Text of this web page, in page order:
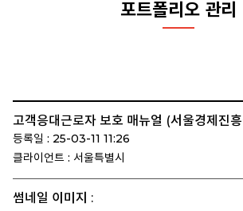
포트폴리오 관리
고객응대근로자 보호 매뉴얼 (서울경제진
등록일 : 25-03-11 11:26
클라이언트 : 서울특별시
썸네일 이미지 :